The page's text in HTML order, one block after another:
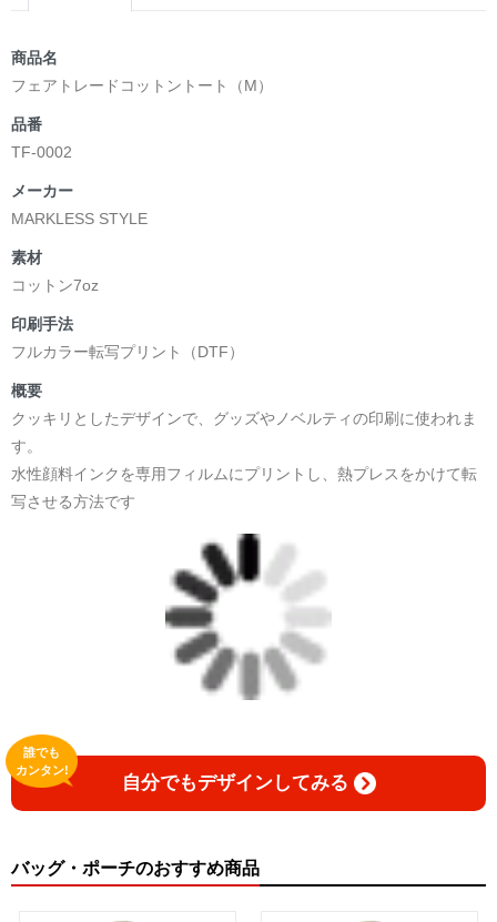
商品名
フェアトレードコットントート（M）
品番
TF-0002
メーカー
MARKLESS STYLE
素材
コットン7oz
印刷手法
フルカラー転写プリント（DTF）
概要
クッキリとしたデザインで、グッズやノベルティの印刷に使われま
す。
水性顔料インクを専用フィルムにプリントし、熱プレスをかけて転
写させる方法です
自分でもデザインしてみる
誰でも
カンタン!
バッグ・ポーチのおすすめ商品